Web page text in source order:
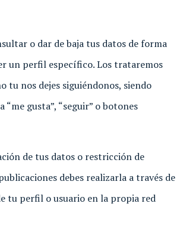
o dar de baja tus datos de forma
un perfil específico. Los trataremos
tu nos dejes siguiéndonos, siendo
“me gusta”, “seguir” o botones
de tus datos o restricción de
debes realizarla a través de
tu perfil o usuario en la propia red